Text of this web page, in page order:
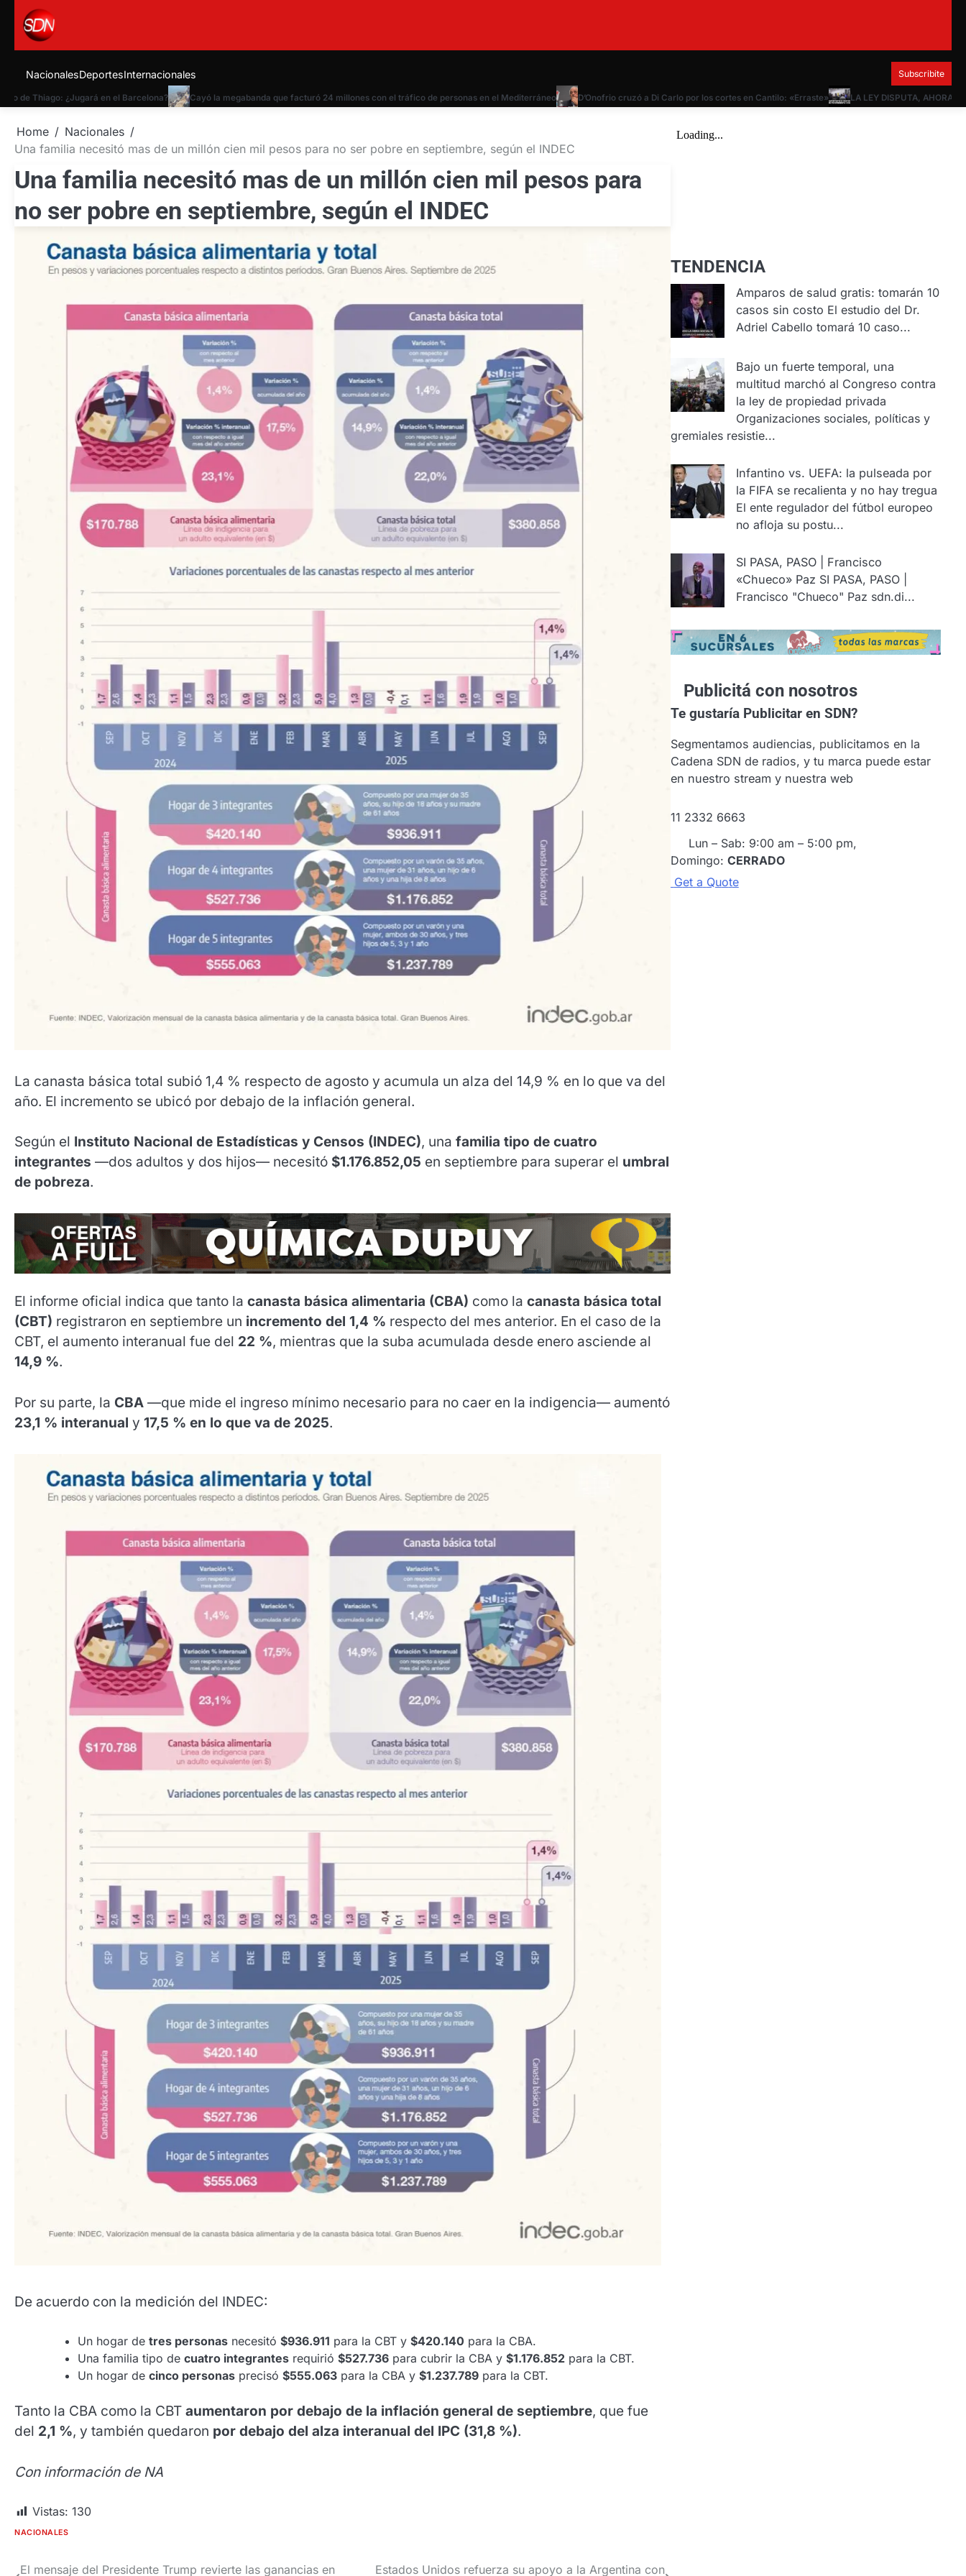
content
NacionalesDeportesInternacionales Subscribite
Thiago: ¿Jugará en el Barcelona? Cayó la megabanda que facturó 24 millones con el tráfico de personas en el Mediterráneo D’Onofrio cruzó a Di Carlo por los cortes en Cantilo: «Erraste» LA LEY DISPUTA, AHORA A
Home
Nacionales
Una familia necesitó mas de un millón cien mil pesos para no ser pobre en septiembre, según el INDEC
Una familia necesitó mas de un millón cien mil pesos para
no ser pobre en septiembre, según el INDEC
La canasta básica total subió 1,4 % respecto de agosto y acumula un alza del 14,9 % en lo que va del
año. El incremento se ubicó por debajo de la inflación general.
Según el Instituto Nacional de Estadísticas y Censos (INDEC), una familia tipo de cuatro
integrantes —dos adultos y dos hijos— necesitó $1.176.852,05 en septiembre para superar el umbral
de pobreza.
El informe oficial indica que tanto la canasta básica alimentaria (CBA) como la canasta básica total
(CBT) registraron en septiembre un incremento del 1,4 % respecto del mes anterior. En el caso de la
CBT, el aumento interanual fue del 22 %, mientras que la suba acumulada desde enero asciende al
14,9 %.
Por su parte, la CBA —que mide el ingreso mínimo necesario para no caer en la indigencia— aumentó
23,1 % interanual y 17,5 % en lo que va de 2025.
De acuerdo con la medición del INDEC:
Un hogar de tres personas necesitó $936.911 para la CBT y $420.140 para la CBA.
Una familia tipo de cuatro integrantes requirió $527.736 para cubrir la CBA y $1.176.852 para la CBT.
Un hogar de cinco personas precisó $555.063 para la CBA y $1.237.789 para la CBT.
Tanto la CBA como la CBT aumentaron por debajo de la inflación general de septiembre, que fue
del 2,1 %, y también quedaron por debajo del alza interanual del IPC (31,8 %).
Con información de NA
Vistas: 130
NACIONALES
El mensaje del Presidente Trump revierte las ganancias en Estados Unidos refuerza su apoyo a la Argentina con
TENDENCIA
Amparos de salud gratis: tomarán 10
casos sin costo El estudio del Dr.
Adriel Cabello tomará 10 caso...
Bajo un fuerte temporal, una
multitud marchó al Congreso contra
la ley de propiedad privada
Organizaciones sociales, políticas y
gremiales resistie...
Infantino vs. UEFA: la pulseada por
la FIFA se recalienta y no hay tregua
El ente regulador del fútbol europeo
no afloja su postu...
SI PASA, PASO | Francisco
«Chueco» Paz SI PASA, PASO |
Francisco "Chueco" Paz sdn.di...
Publicitá con nosotros
Te gustaríaPublicitar en SDN?
Segmentamos audiencias, publicitamos en la
Cadena SDN de radios, y tu marca puede estar
en nuestro stream y nuestra web
11 2332 6663
Lun – Sab: 9:00 am – 5:00 pm,
Domingo: CERRADO
Get a Quote